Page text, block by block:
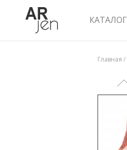
КАТАЛОГ
Главная /